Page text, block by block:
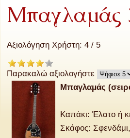
Μπαγλαμάς
Αξιολόγηση Χρήστη: 4 / 5
Παρακαλώ αξιολογήστε
Μπαγλαμάς
Καπάκι: Έλατο ή
Σκάφος: